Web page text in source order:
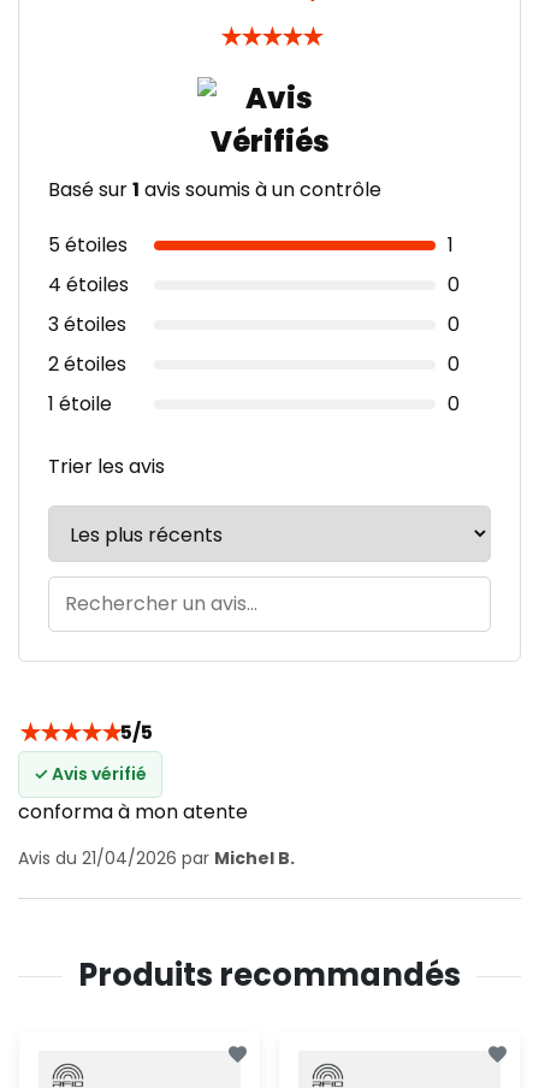
★★★★★
Basé sur1 avis soumis à un contrôle
5 étoiles
1
4 étoiles
0
3 étoiles
0
2 étoiles
0
1 étoile
0
Trier les avis
★★★★★5/5
✓ Avis vérifié
conforma à mon atente
Avis du 21/04/2026 par Michel B.
Produits recommandés